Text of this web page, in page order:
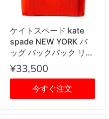
ケイトスペード kate
spade NEW YORK バ
ッグ バックパック リュ
ックサック PXRUB106
620 レッドオレンジ系
¥33,500
今すぐ注文